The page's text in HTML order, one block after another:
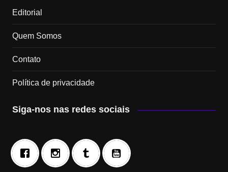
Editorial
Quem Somos
Contato
Política de privacidade
Siga-nos nas redes sociais